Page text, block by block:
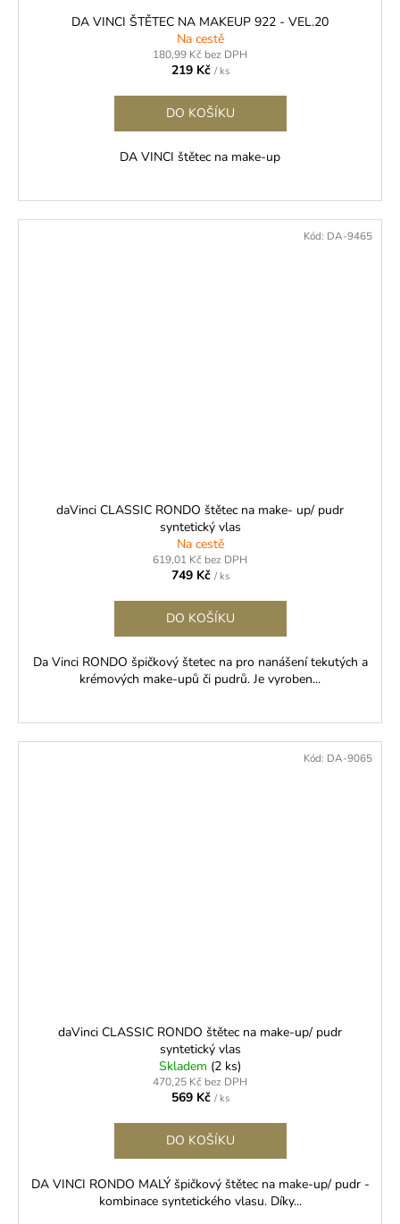
DA VINCI ŠTĚTEC NA MAKEUP 922 - VEL.20
Na cestě
180,99 Kč bez DPH
219 Kč / ks
DO KOŠÍKU
DA VINCI štětec na make-up
daVinci CLASSIC RONDO štětec na make- up/ pudr
syntetický vlas
Na cestě
619,01 Kč bez DPH
749 Kč / ks
DO KOŠÍKU
Da Vinci RONDO špičkový štetec na pro nanášení tekutých a
krémových make-upů či pudrů. Je vyroben...
Kód: DA-9465
daVinci CLASSIC RONDO štětec na make-up/ pudr
syntetický vlas
Skladem (2 ks)
470,25 Kč bez DPH
569 Kč / ks
DO KOŠÍKU
DA VINCI RONDO MALÝ špičkový štětec na make-up/ pudr -
kombinace syntetického vlasu. Díky...
Kód: DA-9065